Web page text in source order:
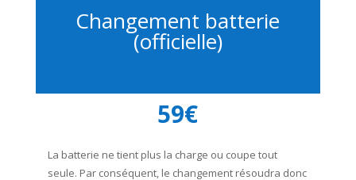
Changement batterie
(officielle)
59€
La batterie ne tient plus la charge ou coupe tout
seule. Par conséquent, le changement résoudra donc